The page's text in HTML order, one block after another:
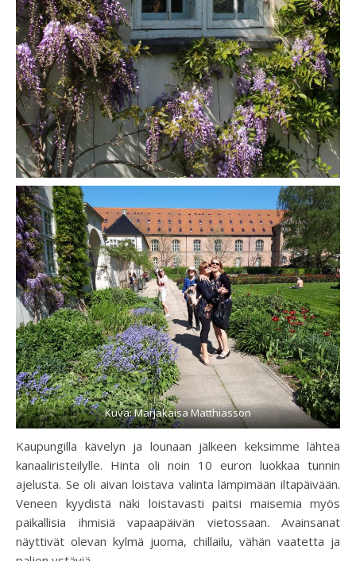
Kuva: Marjakaisa Matthiasson
Kaupungilla kävelyn ja lounaan jälkeen keksimme lähteä
kanaaliristeilylle. Hinta oli noin 10 euron luokkaa tunnin
ajelusta. Se oli aivan loistava valinta lämpimään iltapäivään.
Veneen kyydistä näki loistavasti paitsi maisemia myös
paikallisia ihmisiä vapaapäivän vietossaan. Avainsanat
näyttivät olevan kylmä juoma, chillailu, vähän vaatetta ja